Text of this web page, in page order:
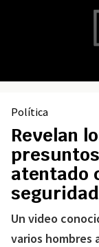
Política
Revelan
atentado
Un video
varios hombres